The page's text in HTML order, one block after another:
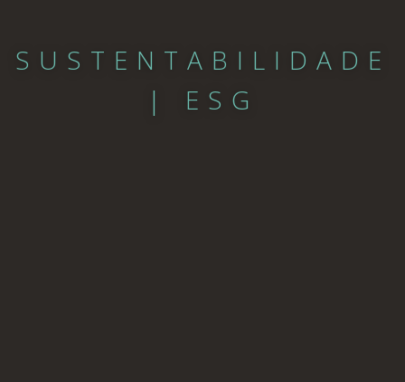
SUSTENTABILIDADE
| ESG